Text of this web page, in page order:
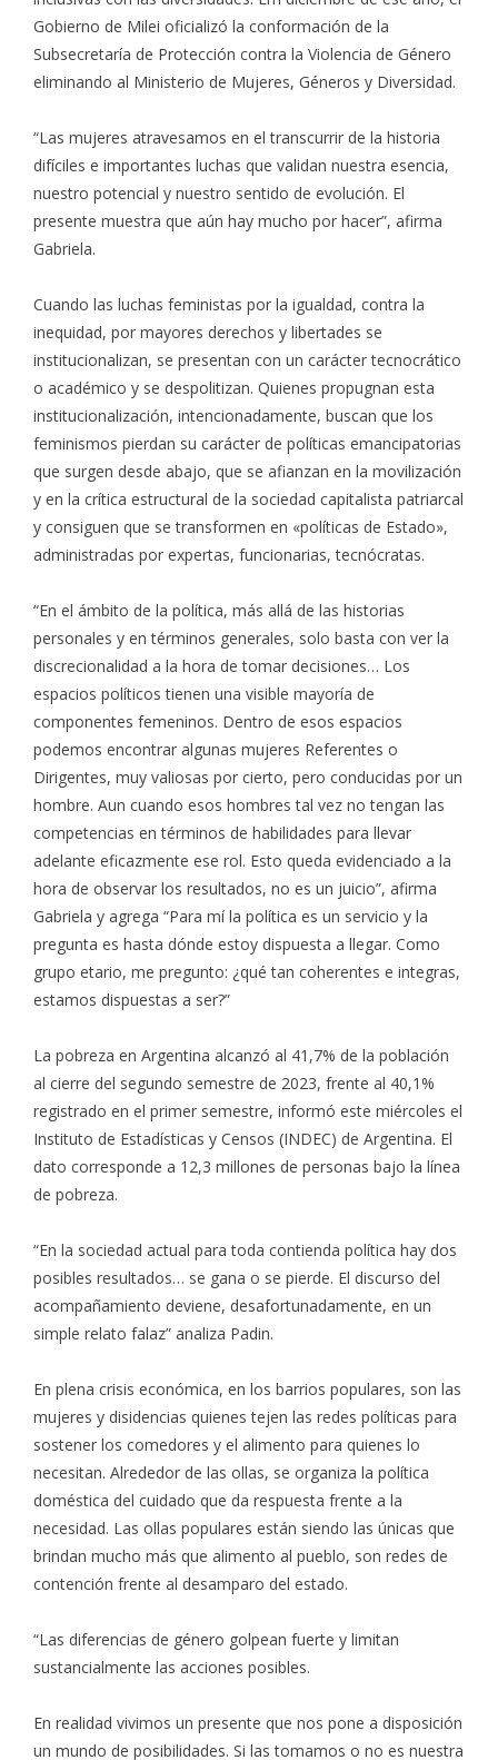
Gobierno de Milei oficializó la conformación de la
Subsecretaría de Protección contra la Violencia de Género
eliminando al Ministerio de Mujeres, Géneros y Diversidad.
“Las mujeres atravesamos en el transcurrir de la historia
difíciles e importantes luchas que validan nuestra esencia,
nuestro potencial y nuestro sentido de evolución. El
presente muestra que aún hay mucho por hacer”, afirma
Gabriela.
Cuando las luchas feministas por la igualdad, contra la
inequidad, por mayores derechos y libertades se
institucionalizan, se presentan con un carácter tecnocrático
o académico y se despolitizan. Quienes propugnan esta
institucionalización, intencionadamente, buscan que los
feminismos pierdan su carácter de políticas emancipatorias
que surgen desde abajo, que se afianzan en la movilización
y en la crítica estructural de la sociedad capitalista patriarcal
y consiguen que se transformen en «políticas de Estado»,
administradas por expertas, funcionarias, tecnócratas.
“En el ámbito de la política, más allá de las historias
personales y en términos generales, solo basta con ver la
discrecionalidad a la hora de tomar decisiones… Los
espacios políticos tienen una visible mayoría de
componentes femeninos. Dentro de esos espacios
podemos encontrar algunas mujeres Referentes o
Dirigentes, muy valiosas por cierto, pero conducidas por un
hombre. Aun cuando esos hombres tal vez no tengan las
competencias en términos de habilidades para llevar
adelante eficazmente ese rol. Esto queda evidenciado a la
hora de observar los resultados, no es un juicio”, afirma
Gabriela y agrega “Para mí la política es un servicio y la
pregunta es hasta dónde estoy dispuesta a llegar. Como
grupo etario, me pregunto: ¿qué tan coherentes e integras,
estamos dispuestas a ser?”
La pobreza en Argentina alcanzó al 41,7% de la población
al cierre del segundo semestre de 2023, frente al 40,1%
registrado en el primer semestre, informó este miércoles el
Instituto de Estadísticas y Censos (INDEC) de Argentina. El
dato corresponde a 12,3 millones de personas bajo la línea
de pobreza.
“En la sociedad actual para toda contienda política hay dos
posibles resultados… se gana o se pierde. El discurso del
acompañamiento deviene, desafortunadamente, en un
simple relato falaz” analiza Padin.
En plena crisis económica, en los barrios populares, son las
mujeres y disidencias quienes tejen las redes políticas para
sostener los comedores y el alimento para quienes lo
necesitan. Alrededor de las ollas, se organiza la política
doméstica del cuidado que da respuesta frente a la
necesidad. Las ollas populares están siendo las únicas que
brindan mucho más que alimento al pueblo, son redes de
contención frente al desamparo del estado.
“Las diferencias de género golpean fuerte y limitan
sustancialmente las acciones posibles.
En realidad vivimos un presente que nos pone a disposición
un mundo de posibilidades. Si las tomamos o no es nuestra